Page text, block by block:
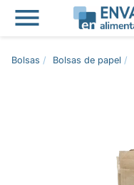

Bolsas Bolsas de papel